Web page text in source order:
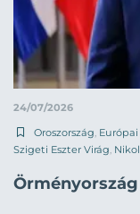
24/07/2026
Oroszország
Szigeti Eszter Virág